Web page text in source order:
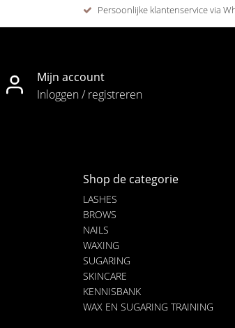
Persoonlijke klantenservice via
Mijn account
Inloggen / registreren
Shop de categorie
LASHES
BROWS
NAILS
WAXING
SUGARING
SKINCARE
KENNISBANK
WAX EN SUGARING TRAINING